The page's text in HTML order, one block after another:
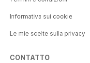
Informativa sui cookie
Le mie scelte sulla privacy
CONTATTO